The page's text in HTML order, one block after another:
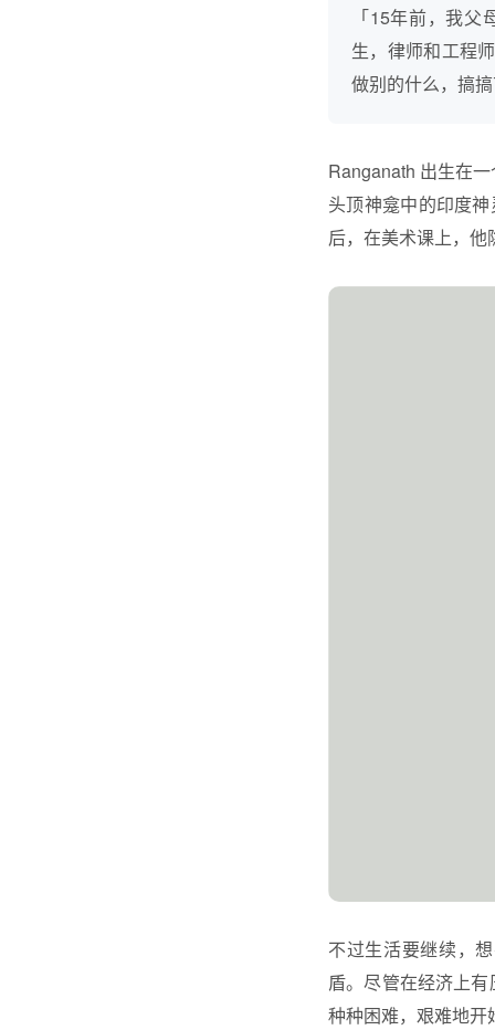
「15年前，我
生，律师和工程
做别的什么，搞
Ranganath 出生在
头顶神龛中的印度
后，在美术课上，
不过生活要继续，
盾。尽管在经济上
种种困难，艰难地